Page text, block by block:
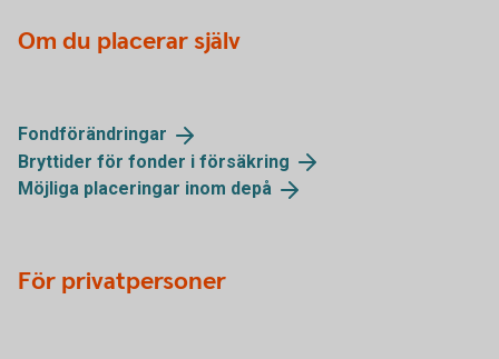
Om du placerar själv
Fondförändringar
Bryttider för fonder i försäkring
Möjliga placeringar inom depå
För privatpersoner